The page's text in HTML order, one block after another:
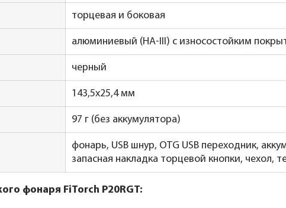
торцевая и боковая
алюминиевый (HA-III) с износостойким
черный
143,5x25,4 мм
97 г (без аккумулятора)
фонарь, USB шнур, OTG USB переходник,
запасная накладка торцевой кнопки, чехол,
фонаря FiTorch P20RGT: